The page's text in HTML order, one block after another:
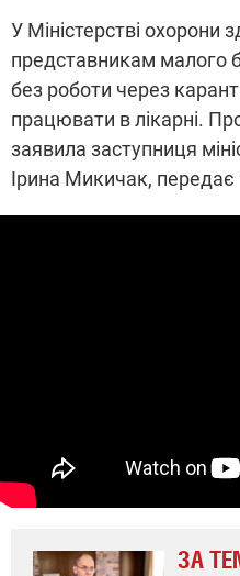
У Міністерстві охорони
представникам малого
без роботи через
працювати в лікарні.
заявила заступниця
Ірина Микичак, передає
ЗА